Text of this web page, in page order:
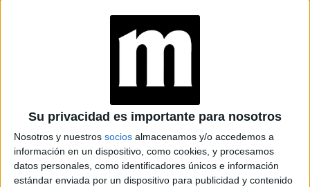
Su privacidad es importante para nosotros
Nosotros y nuestros socios almacenamos y/o accedemos a
información en un dispositivo, como cookies, y procesamos
datos personales, como identificadores únicos e información
estándar enviada por un dispositivo para publicidad y contenido
¿PELO JOVEN?: ESTO
DICEN LOS
CONOCÉ EL RITUAL
DE BELLEZA FACIAL
PARA DISMINUIR LAS
ARRUGAS